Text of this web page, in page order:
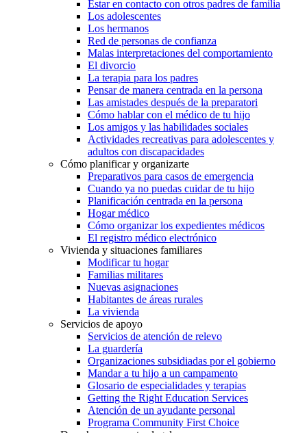
Estar en contacto con otros padres de familia
Los adolescentes
Los hermanos
Red de personas de confianza
Malas interpretaciones del comportamiento
El divorcio
La terapia para los padres
Pensar de manera centrada en la persona
Las amistades después de la preparatori
Cómo hablar con el médico de tu hijo
Los amigos y las habilidades sociales
Actividades recreativas para adolescentes y
adultos con discapacidades
Cómo planificar y organizarte
Preparativos para casos de emergencia
Cuando ya no puedas cuidar de tu hijo
Planificación centrada en la persona
Hogar médico
Cómo organizar los expedientes médicos
El registro médico electrónico
Vivienda y situaciones familiares
Modificar tu hogar
Familias militares
Nuevas asignaciones
Habitantes de áreas rurales
La vivienda
Servicios de apoyo
Servicios de atención de relevo
La guardería
Organizaciones subsidiadas por el gobierno
Mandar a tu hijo a un campamento
Glosario de especialidades y terapias
Getting the Right Education Services
Atención de un ayudante personal
Programa Community First Choice